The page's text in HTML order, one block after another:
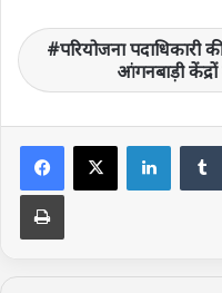
परियोजना
आंगनबाड़ी केंद्रों
Print